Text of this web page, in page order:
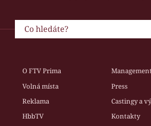
O FTV Prima
Volná místa
Press
Reklama
Castingy a
HbbTV
Kontakty